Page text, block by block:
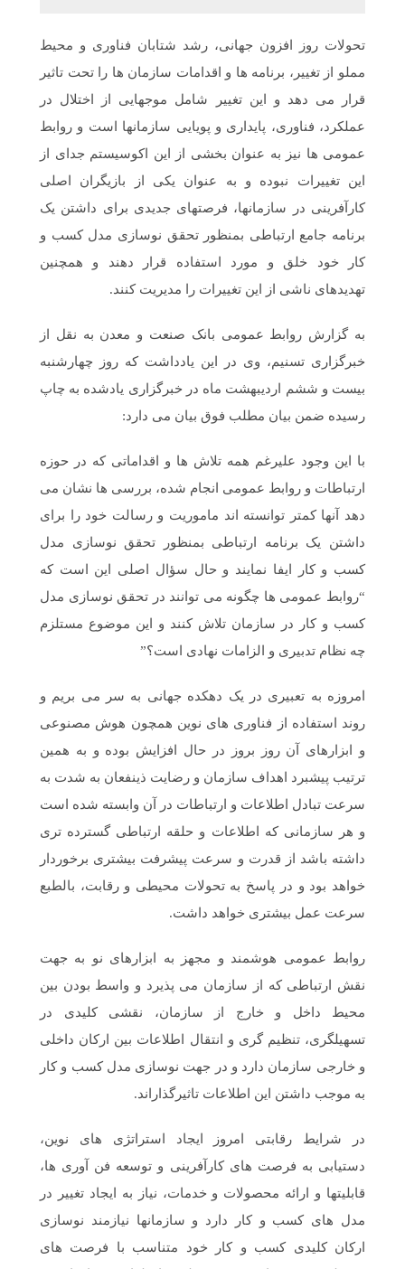
تحولات روز افزون جهانی، رشد شتابان فناوری و محیط
مملو از تغییر، برنامه ها و اقدامات سازمان ها را تحت تاثیر
قرار می دهد و این تغییر شامل موجهایی از اختلال در
عملکرد، فناوری، پایداری و پویایی سازمان‏ها است و روابط
عمومی ها نیز به عنوان بخشی از این اکوسیستم جدای از
این تغییرات نبوده و به عنوان یکی از بازیگران اصلی
کارآفرینی در سازمان‏ها، فرصتهای جدیدی برای داشتن یک
برنامه جامع ارتباطی بمنظور تحقق نوسازی مدل کسب و
کار خود خلق و مورد استفاده قرار ‏دهند و همچنین
تهدیدهای ناشی از این تغییرات را مدیریت کنند.
به گزارش روابط عمومی بانک صنعت و معدن به نقل از
خبرگزاری تسنیم، وی در این یادداشت که روز چهارشنبه
بیست و ششم اردیبهشت ماه در خبرگزاری یادشده به چاپ
رسیده ضمن بیان مطلب فوق بیان می دارد:
با این وجود علیرغم همه تلاش ها و اقداماتی که در حوزه
ارتباطات و روابط عمومی انجام شده، بررسی ها نشان می
دهد آنها کمتر توانسته اند ماموریت و رسالت خود را برای
داشتن یک برنامه ارتباطی بمنظور تحقق نوسازی مدل
کسب و کار ایفا نمایند و حال سؤال اصلی این است که
“روابط عمومی ها چگونه می توانند در تحقق نوسازی مدل
کسب و کار در سازمان تلاش کنند و این موضوع مستلزم
چه نظام تدبیری و الزامات نهادی است؟”
امروزه به تعبیری در یک دهکده جهانی به سر می بریم و
روند استفاده از فناوری های نوین همچون هوش مصنوعی
و ابزارهای آن روز بروز در حال افزایش بوده و به همین
ترتیب پیشبرد اهداف سازمان و رضایت ذینفعان به شدت به
سرعت تبادل اطلاعات و ارتباطات در آن وابسته شده است
و هر سازمانی که اطلاعات و حلقه ارتباطی گسترده تری
داشته باشد از قدرت و سرعت پیشرفت بیشتری برخوردار
خواهد بود و در پاسخ به تحولات محیطی و رقابت، بالطبع
سرعت عمل بیشتری خواهد داشت.
روابط عمومی هوشمند و مجهز به ابزارهای نو به جهت
نقش ارتباطی که از سازمان می پذیرد و واسط بودن بین
محیط داخل و خارج از سازمان، نقشی کلیدی در
تسهیلگری، تنظیم گری و انتقال اطلاعات بین ارکان داخلی
و خارجی سازمان دارد و در جهت نوسازی مدل کسب و کار
به موجب داشتن این اطلاعات تاثیرگذاراند.
در شرایط رقابتی امروز ایجاد استراتژی های نوین،
دستیابی به فرصت های کارآفرینی و توسعه فن آوری ها،
قابلیت‏ها و ارائه محصولات و خدمات، نیاز به ایجاد تغییر در
مدل های کسب و کار دارد و سازمان‏ها نیازمند نوسازی
ارکان کلیدی کسب و کار خود متناسب با فرصت های